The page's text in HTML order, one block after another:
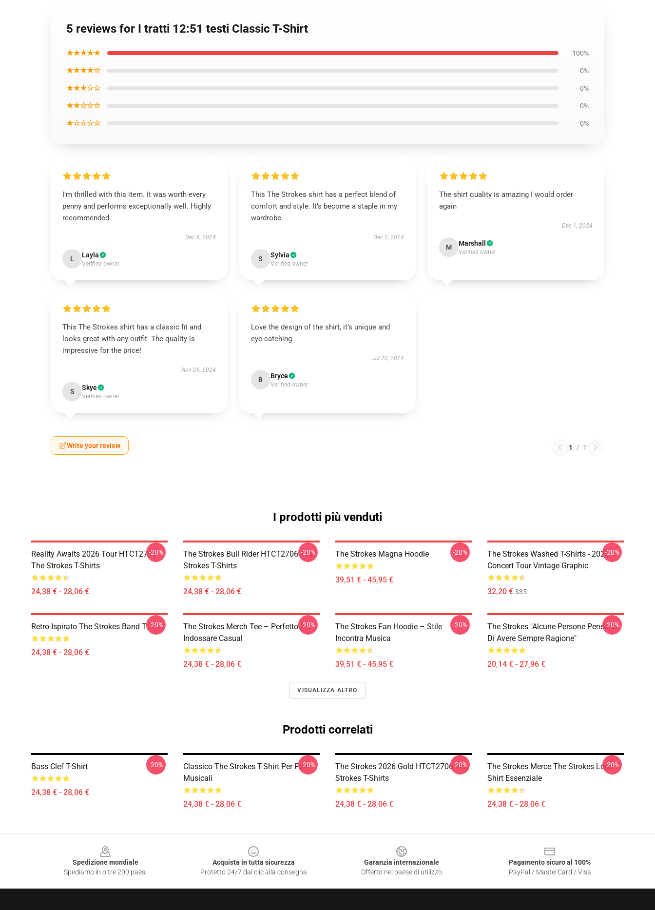
5 reviews for I tratti 12:51 testi Classic T-Shirt
★★★★★ 100%
★★★★☆ 0%
★★★☆☆ 0%
★★☆☆☆ 0%
★☆☆☆☆ 0%
I’m thrilled with this item. It was worth every
penny and performs exceptionally well. Highly
recommended.
Dec 6, 2024
L Layla
Verified owner
This The Strokes shirt has a perfect blend of
comfort and style. It’s become a staple in my
wardrobe.
Dec 2, 2024
S Sylvia
Verified owner
The shirt quality is amazing I would order
again
Dec 1, 2024
M Marshall
Verified owner
This The Strokes shirt has a classic fit and
looks great with any outfit. The quality is
impressive for the price!
Nov 26, 2024
S Skye
Verified owner
Love the design of the shirt, it’s unique and
eye-catching.
Jul 20, 2024
B Bryce
Verified owner
Write your review 1 / 1
I prodotti più venduti
Reality Awaits 2026 Tour HTCT2706
The Strokes T-Shirts
24,38 € - 28,06 €
-20%
The Strokes Bull Rider HTCT2706 The
Strokes T-Shirts
24,38 € - 28,06 €
-20% The Strokes Magna Hoodie
39,51 € - 45,95 €
-20%
The Strokes Washed T-Shirts - 2023
Concert Tour Vintage Graphic
32,20 € $35
-20%
Retro-Ispirato The Strokes Band T-Shirt
24,38 € - 28,06 €
-20%
The Strokes Merch Tee – Perfetto Per
Indossare Casual
24,38 € - 28,06 €
-20%
The Strokes Fan Hoodie – Stile
Incontra Musica
39,51 € - 45,95 €
-20%
The Strokes "Alcune Persone Pensano
Di Avere Sempre Ragione"
20,14 € - 27,96 €
-20%
VISUALIZZA ALTRO
Prodotti correlati
Bass Clef T-Shirt
24,38 € - 28,06 €
-20%
Classico The Strokes T-Shirt Per Fan
Musicali
24,38 € - 28,06 €
-20%
The Strokes 2026 Gold HTCT2706 The
Strokes T-Shirts
24,38 € - 28,06 €
-20%
The Strokes Merce The Strokes Logo T-
Shirt Essenziale
24,38 € - 28,06 €
-20%
Spedizione mondiale
Spediamo in oltre 200 paesi
Acquista in tutta sicurezza
Protetto 24/7 dai clic alla consegna
Garanzia internazionale
Offerto nel paese di utilizzo
Pagamento sicuro al 100%
PayPal / MasterCard / Visa